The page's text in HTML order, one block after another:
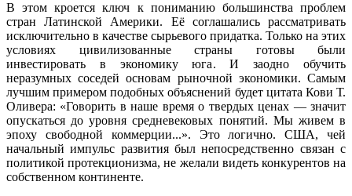
В этом кроется ключ к пониманию большинства проблем
стран Латинской Америки. Её соглашались рассматривать
исключительно в качестве сырьевого придатка. Только на этих
условиях цивилизованные страны готовы были
инвестировать в экономику юга. И заодно обучить
неразумных соседей основам рыночной экономики. Самым
лучшим примером подобных объяснений будет цитата Кови Т.
Оливера: «Говорить в наше время о твердых ценах — значит
опускаться до уровня средневековых понятий. Мы живем в
эпоху свободной коммерции...». Это логично. США, чей
начальный импульс развития был непосредственно связан с
политикой протекционизма, не желали видеть конкурентов на
собственном континенте.